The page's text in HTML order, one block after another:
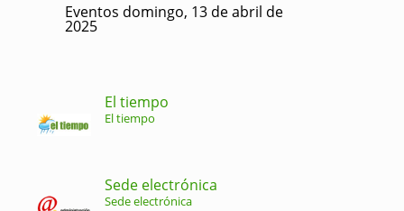
Eventos domingo, 13 de abril de
2025
El tiempo
El tiempo
Sede electrónica
Sede electrónica